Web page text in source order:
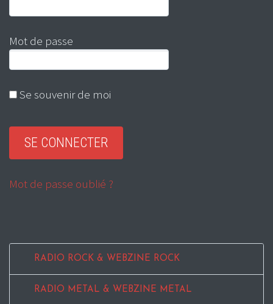
Mot de passe
Se souvenir de moi
Mot de passe oublié ?
RADIO ROCK & WEBZINE ROCK
RADIO METAL & WEBZINE METAL